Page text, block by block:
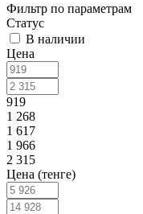
Фильтр по параметрам
Статус
В наличии
Цена
919
1 268
1 617
1 966
2 315
Цена (тенге)